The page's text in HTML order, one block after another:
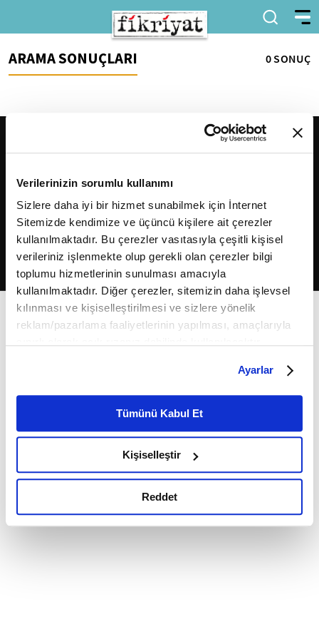
Verilerinizin sorumlu kullanımı
Sizlere daha iyi bir hizmet sunabilmek için İnternet
Sitemizde kendimize ve üçüncü kişilere ait çerezler
kullanılmaktadır. Bu çerezler vasıtasıyla çeşitli kişisel
verileriniz işlenmekte olup gerekli olan çerezler bilgi
toplumu hizmetlerinin sunulması amacıyla
kullanılmaktadır. Diğer çerezler, sitemizin daha işlevsel
kılınması ve kişiselleştirilmesi ve sizlere yönelik
reklam/pazarlama faaliyetlerinin yapılması, amaçlarıyla
belirleyebilirsiniz. Çerezlere ilişkin detaylı bilgi için
Ayarlar butonuna tıklayabilir,Çerez Bilgilendirme
Metnimizi ziyaret edebilirsiniz.
6698 sayılı Kişisel Verilerin Korunması Kanunu uyarınca
okumak ve sitemizi ziyaretiniz kapsamında
gerçekleştirilen veri işleme faaliyetleri ile ilgili daha
detaylı bilgi almak için lütfentıklayınız.
Ayarlar
Tümünü Kabul Et
Kişiselleştir
Reddet
ARAMA SONUÇLARI 0 SONUÇ
2026Fikriyat. Tüm hakları saklıdır.